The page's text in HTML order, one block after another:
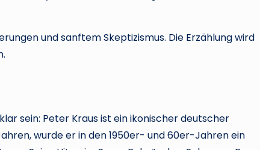
und sanftem Skeptizismus. Die Erzählung wird
sein: Peter Kraus ist ein ikonischer deutscher
wurde er in den 1950er- und 60er-Jahren ein